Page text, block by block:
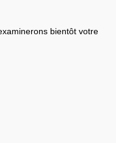
bientôt votre